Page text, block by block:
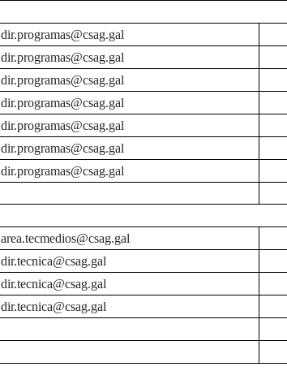
dir.programas@csag.gal
dir.programas@csag.gal
dir.programas@csag.gal
dir.programas@csag.gal
dir.programas@csag.gal
dir.programas@csag.gal
dir.programas@csag.gal
area.tecmedios@csag.gal
dir.tecnica@csag.gal
dir.tecnica@csag.gal
dir.tecnica@csag.gal